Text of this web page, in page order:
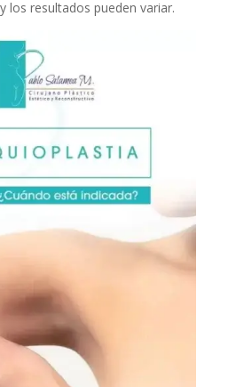
los resultados pueden variar.